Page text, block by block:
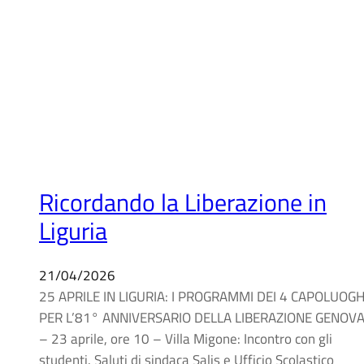
Ricordando la Liberazione in
Liguria
21/04/2026
25 APRILE IN LIGURIA: I PROGRAMMI DEI 4
PER L’81° ANNIVERSARIO DELLA LIBERAZIONE GENOVA
– 23 aprile, ore 10 – Villa Migone: Incontro con gli
studenti. Saluti di sindaca Salis e Ufficio Scolastico